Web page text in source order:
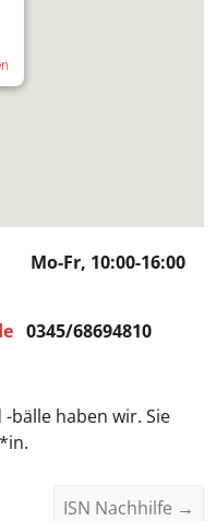
Fr, 10:00-16:00
0345/68694810
bälle haben wir. Sie
ISN Nachhilfe →